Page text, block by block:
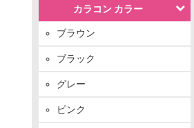
カラコン カラー
ブラウン
ブラック
グレー
ピンク